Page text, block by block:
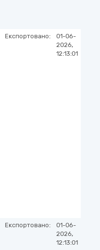
Експортовано:
01-06-
2026,
12:13:01
Експортовано:
01-06-
2026,
12:13:01